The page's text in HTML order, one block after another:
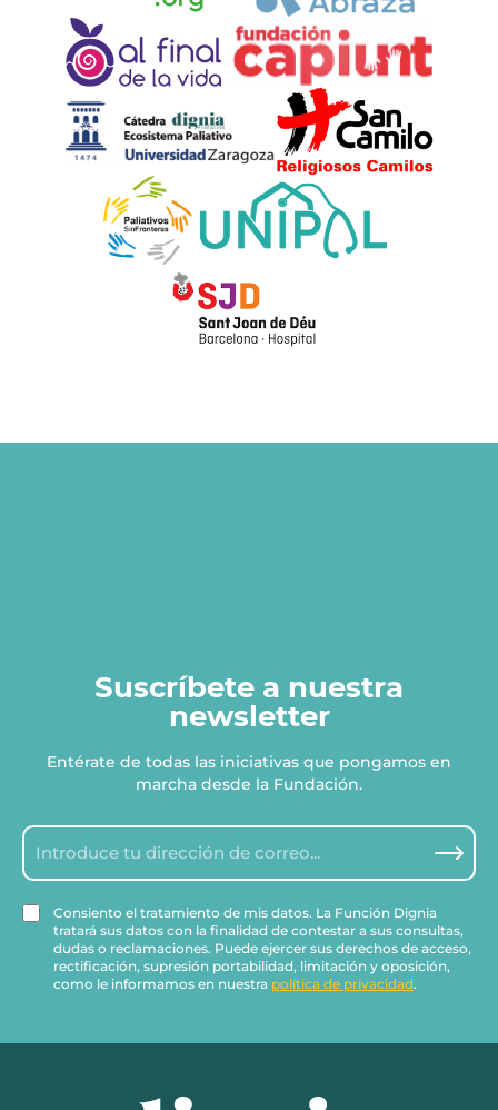
Suscríbete a nuestra
newsletter
Entérate de todas las iniciativas que pongamos en
marcha desde la Fundación.
Consiento el tratamiento de mis datos. La Función Dignia
tratará sus datos con la finalidad de contestar a sus consultas,
dudas o reclamaciones. Puede ejercer sus derechos de acceso,
rectificación, supresión portabilidad, limitación y oposición,
como le informamos en nuestra política de privacidad.